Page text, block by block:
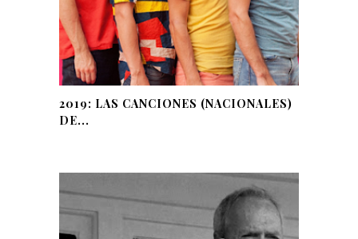
2019: LAS CANCIONES (NACIONALES)
DE...